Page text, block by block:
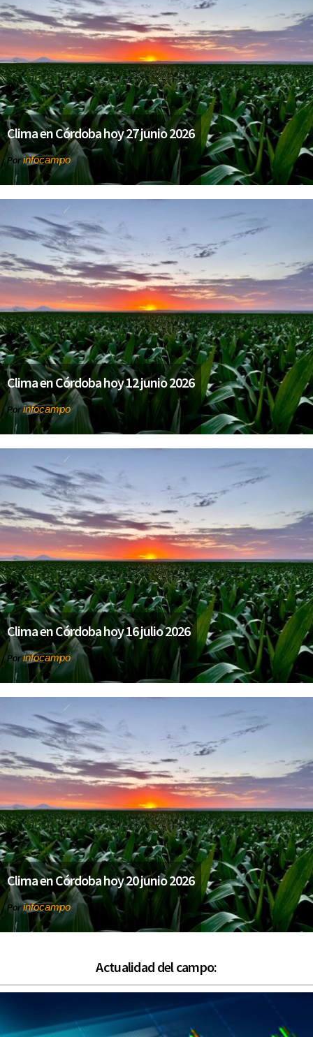
Clima en Córdoba hoy 27 junio 2026
Por infocampo
Clima en Córdoba hoy 12 junio 2026
Porinfocampo
Clima en Córdoba hoy 16 julio 2026
Por infocampo
Clima en Córdoba hoy 20 junio 2026
Porinfocampo
Actualidad del campo: